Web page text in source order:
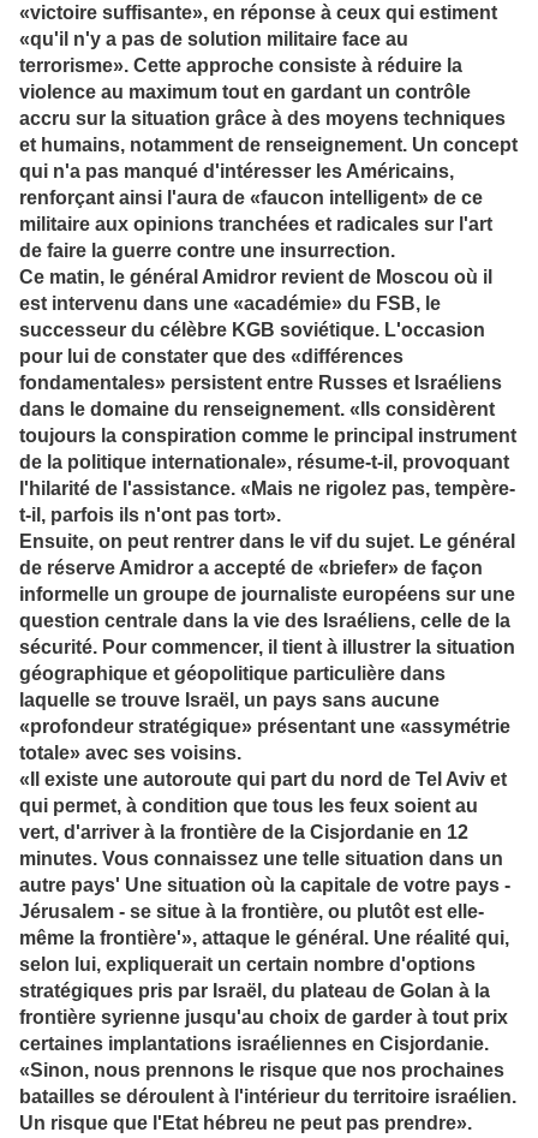
«victoire suffisante», en réponse à ceux qui estiment
«qu'il n'y a pas de solution militaire face au
terrorisme». Cette approche consiste à réduire la
violence au maximum tout en gardant un contrôle
accru sur la situation grâce à des moyens techniques
et humains, notamment de renseignement. Un concept
qui n'a pas manqué d'intéresser les Américains,
renforçant ainsi l'aura de «faucon intelligent» de ce
militaire aux opinions tranchées et radicales sur l'art
de faire la guerre contre une insurrection.
Ce matin, le général Amidror revient de Moscou où il
est intervenu dans une «académie» du FSB, le
successeur du célèbre KGB soviétique. L'occasion
pour lui de constater que des «différences
fondamentales» persistent entre Russes et Israéliens
dans le domaine du renseignement. «Ils considèrent
toujours la conspiration comme le principal instrument
de la politique internationale», résume-t-il, provoquant
l'hilarité de l'assistance. «Mais ne rigolez pas, tempère-
t-il, parfois ils n'ont pas tort».
Ensuite, on peut rentrer dans le vif du sujet. Le général
de réserve Amidror a accepté de «briefer» de façon
informelle un groupe de journaliste européens sur une
question centrale dans la vie des Israéliens, celle de la
sécurité. Pour commencer, il tient à illustrer la situation
géographique et géopolitique particulière dans
laquelle se trouve Israël, un pays sans aucune
«profondeur stratégique» présentant une «assymétrie
totale» avec ses voisins.
«Il existe une autoroute qui part du nord de Tel Aviv et
qui permet, à condition que tous les feux soient au
vert, d'arriver à la frontière de la Cisjordanie en 12
minutes. Vous connaissez une telle situation dans un
autre pays' Une situation où la capitale de votre pays -
Jérusalem - se situe à la frontière, ou plutôt est elle-
même la frontière'», attaque le général. Une réalité qui,
selon lui, expliquerait un certain nombre d'options
stratégiques pris par Israël, du plateau de Golan à la
frontière syrienne jusqu'au choix de garder à tout prix
certaines implantations israéliennes en Cisjordanie.
«Sinon, nous prennons le risque que nos prochaines
batailles se déroulent à l'intérieur du territoire israélien.
Un risque que l'Etat hébreu ne peut pas prendre».